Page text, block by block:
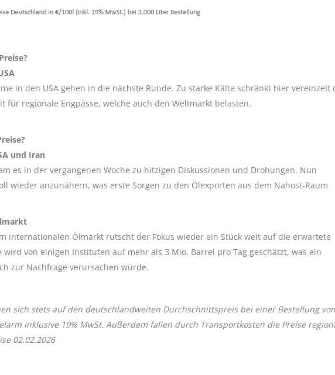
in den USA gehen in die nächste Runde. Zu starke Kälte schränkt hier vereinzelt
regionale Engpässe, welche auch den Weltmarkt belasten.
und Iran
es in der vergangenen Woche zu hitzigen Diskussionen und Drohungen. Nun
wieder anzunähern, was erste Sorgen zu den Ölexporten aus dem Nahost-Raum
internationalen Ölmarkt rutscht der Fokus wieder ein Stück weit auf die erwartete
wird von einigen Instituten auf mehr als 3 Mio. Barrel pro Tag geschätzt, was ein
zur Nachfrage verursachen würde.
sich stets auf den deutschlandweiten Durchschnittspreis bei einer Bestellung von
inklusive 19% MwSt. Außerdem fallen durch Transportkosten die Preise
02.02.2026